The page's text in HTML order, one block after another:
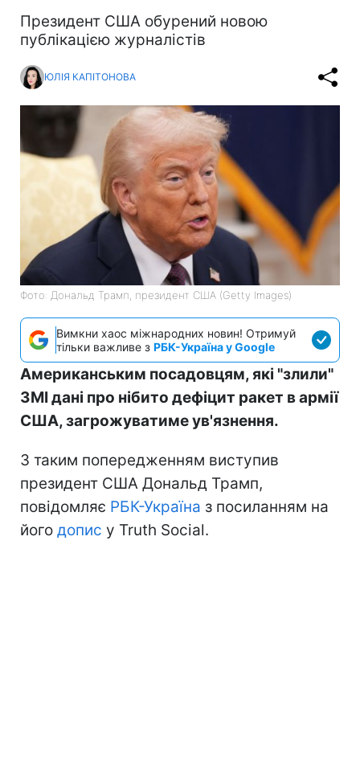
Президент США обурений новою
публікацією журналістів
ЮЛІЯ КАПІТОНОВА
Фото: Дональд Трамп, президент США (Getty Images)
Вимкни хаос міжнародних новин! Отримуй
тільки важливе з РБК-Україна у Google
Американським посадовцям, які "злили"
ЗМІ дані про нібито дефіцит ракет в армії
США, загрожуватиме ув'язнення.
З таким попередженням виступив
президент США Дональд Трамп,
повідомляє РБК-Україна з посиланням на
його допис у Truth Social.